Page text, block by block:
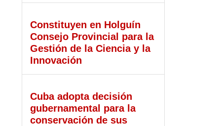
Constituyen en Holguín
Consejo Provincial para la
Gestión de la Ciencia y la
Innovación
Cuba adopta decisión
gubernamental para la
conservación de sus